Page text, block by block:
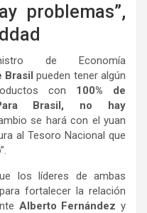
problemas”,
de Economía
Brasil pueden tener algún
con 100% de
Brasil, no hay
se hará con el yuan
al Tesoro Nacional que
los líderes de ambas
para fortalecer la relación
Alberto Fernández y